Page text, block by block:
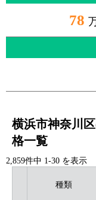
78
横浜市神奈川
格一覧
2,859件中 1-30 を表示
種類